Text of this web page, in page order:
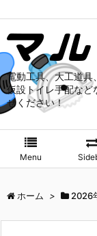
電動工具、大工道具
仮設トイレ手配など
せください！
Menu
ホーム > 2026